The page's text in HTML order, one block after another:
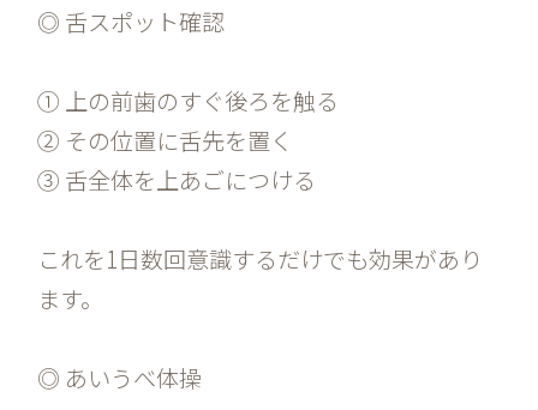
◎ 舌スポット確認
① 上の前歯のすぐ後ろを触る
② その位置に舌先を置く
③ 舌全体を上あごにつける
これを1日数回意識するだけでも効果があり
ます。
◎ あいうべ体操